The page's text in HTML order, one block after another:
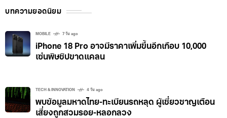
บทความยอดนิยม
MOBILE 7 วัน ago
iPhone 18 Pro อาจมีราคาเพิ่มขึ้นอีกเกือบ 10,000
เซ่นพิษชิปขาดแคลน
TECH & INNOVATION 4 วัน ago
พบข้อมูลมหาดไทย-ทะเบียนรถหลุด ผู้เชี่ยวชาญเตือน
เสี่ยงถูกสวมรอย-หลอกลวง